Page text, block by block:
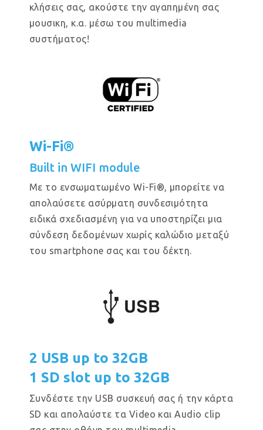
κλήσεις σας, ακούστε την αγαπημένη σας
μουσικη, κ.α. μέσω του multimedia
συστήματος!
Wi-Fi®
Built in WIFI module
Με το ενσωματωμένο Wi-Fi®, μπορείτε να
απολαύσετε ασύρματη συνδεσιμότητα
ειδικά σχεδιασμένη για να υποστηρίζει μια
σύνδεση δεδομένων χωρίς καλώδιο μεταξύ
του smartphone σας και του δέκτη.
2 USB up to 32GB
1 SD slot up to 32GB
Συνδέστε την USB συσκευή σας ή την κάρτα
SD και απολαύστε τα Video και Audio clip